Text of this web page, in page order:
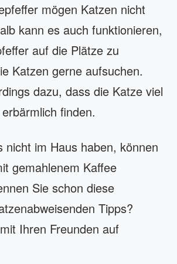
mögen Katzen nicht
kann es auch funktionieren,
auf die Plätze zu
Katzen gerne aufsuchen.
dazu, dass die Katze viel
finden.
nicht im Haus haben, können
gemahlenem Kaffee
Sie schon diese
Tipps?
Ihren Freunden auf